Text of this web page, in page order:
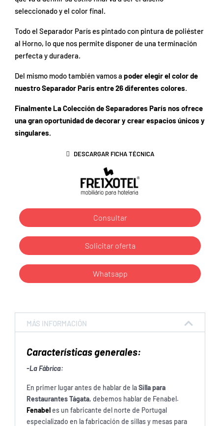
seleccionado y el color final.
Todo el Separador París es pintado con pintura de poliéster
al Horno, lo que nos permite disponer de una terminación
perfecta y duradera.
Del mismo modo también vamos a poder elegir el color de
nuestro Separador París entre 26 diferentes colores.
Finalmente La Colección de Separadores París nos ofrece
una gran oportunidad de decorar y crear espacios únicos y
singulares.
DESCARGAR FICHA TÉCNICA
Consultar
Solicitar oferta
Whatsapp
MÁS INFORMACIÓN
Características generales:
-La Fábrica:
En primer lugar antes de hablar de laSilla para
Restaurantes Tágata, debemos hablar de Fenabel.
Fenabeles un fabricante del norte de Portugal
especializado en la fabricación de sillas y mesas para